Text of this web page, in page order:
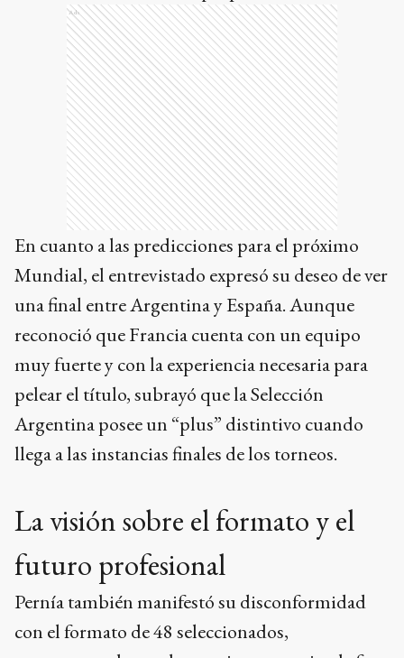
Ads
En cuanto a las predicciones para el próximo
Mundial, el entrevistado expresó su deseo de ver
una final entre Argentina y España. Aunque
reconoció que Francia cuenta con un equipo
muy fuerte y con la experiencia necesaria para
pelear el título, subrayó que la Selección
Argentina posee un “plus” distintivo cuando
llega a las instancias finales de los torneos.
La visión sobre el formato y el
futuro profesional
Pernía también manifestó su disconformidad
con el formato de 48 seleccionados,